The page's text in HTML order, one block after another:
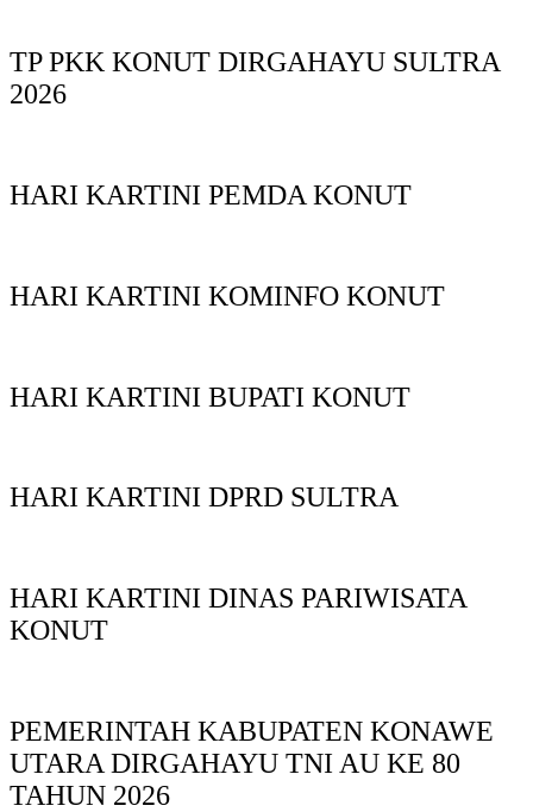
TP PKK KONUT DIRGAHAYU SULTRA
2026
HARI KARTINI PEMDA KONUT
HARI KARTINI KOMINFO KONUT
HARI KARTINI BUPATI KONUT
HARI KARTINI DPRD SULTRA
HARI KARTINI DINAS PARIWISATA
KONUT
PEMERINTAH KABUPATEN KONAWE
UTARA DIRGAHAYU TNI AU KE 80
TAHUN 2026